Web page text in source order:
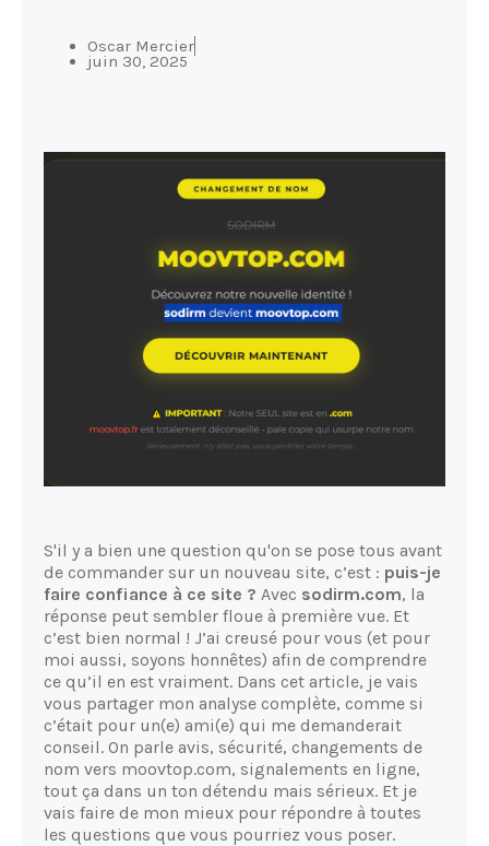
Oscar Mercier
juin 30, 2025
S'il y a bien une question qu'on se pose tous avant
de commander sur un nouveau site, c’est : puis-je
faire confiance à ce site ? Avec sodirm.com, la
réponse peut sembler floue à première vue. Et
c’est bien normal ! J’ai creusé pour vous (et pour
moi aussi, soyons honnêtes) afin de comprendre
ce qu’il en est vraiment. Dans cet article, je vais
vous partager mon analyse complète, comme si
c’était pour un(e) ami(e) qui me demanderait
conseil. On parle avis, sécurité, changements de
nom vers moovtop.com, signalements en ligne,
tout ça dans un ton détendu mais sérieux. Et je
vais faire de mon mieux pour répondre à toutes
les questions que vous pourriez vous poser.